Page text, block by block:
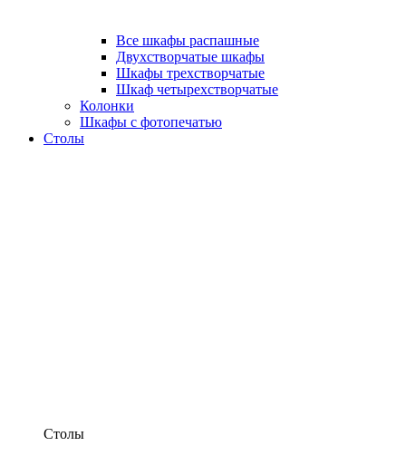
Все шкафы распашные
Двухстворчатые шкафы
Шкафы трехстворчатые
Шкаф четырехстворчатые
Колонки
Шкафы с фотопечатью
Столы
Столы